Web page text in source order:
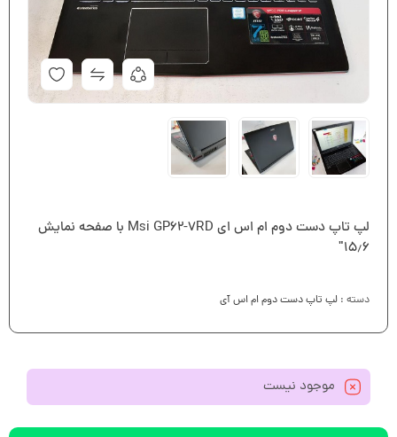
لپ تاپ دست دوم ام اس ای Msi GP62-7RD با صفحه نمایش
۱۵٫۶″
دسته : لپ تاپ دست دوم ام اس آی
موجود نیست